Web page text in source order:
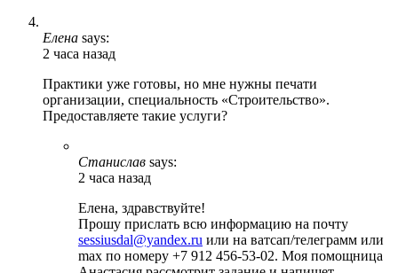
Елена says:
2 часа назад
Практики уже готовы, но мне нужны печати
организации, специальность «Строительство».
Предоставляете такие услуги?
Станислав says:
2 часа назад
Елена, здравствуйте!
Прошу прислать всю информацию на почту
sessiusdal@yandex.ru или на ватсап/телеграмм или
max по номеру +7 912 456-53-02. Моя помощница